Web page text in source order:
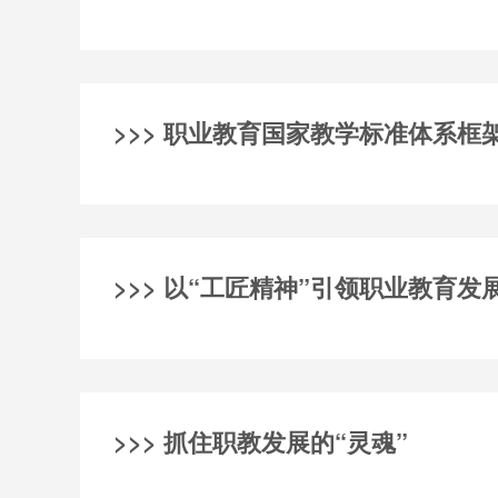
>>> 职业教育国家教学标准体系框
>>> 以“工匠精神”引领职业教育发
>>> 抓住职教发展的“灵魂”